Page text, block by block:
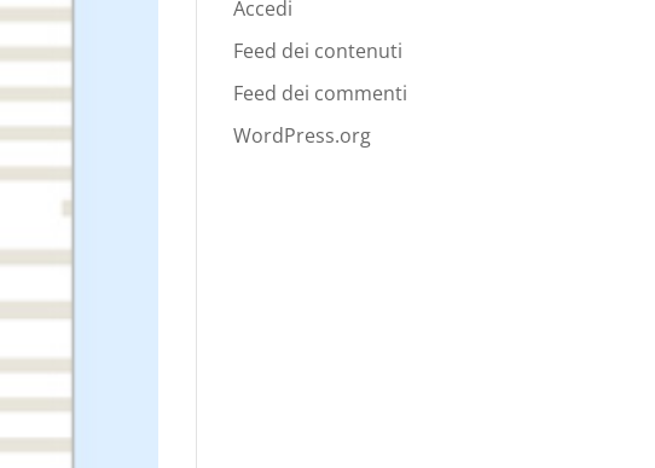
Accedi
Feed dei contenuti
Feed dei commenti
WordPress.org